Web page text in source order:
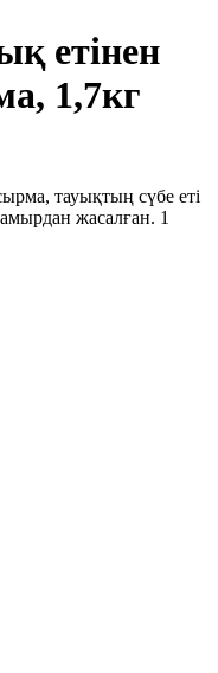
етінен
1,7кг
тауықтың сүбе еті
жасалған. 1